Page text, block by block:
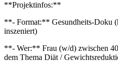
**Projektinfos:**
**- Format:** Gesundheits-Doku
inszeniert)
**- Wer:** Frau (w/d) zwischen
dem Thema Diät /